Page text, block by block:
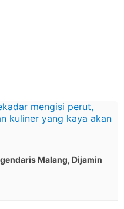
Malang, Dijamin